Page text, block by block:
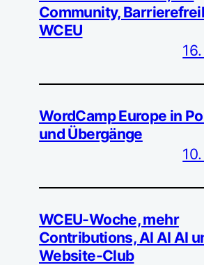
Community,
WCEU
WordCamp Europe in
und Übergänge
WCEU-Woche, mehr
Contributions, AI AI AI
Website-Club